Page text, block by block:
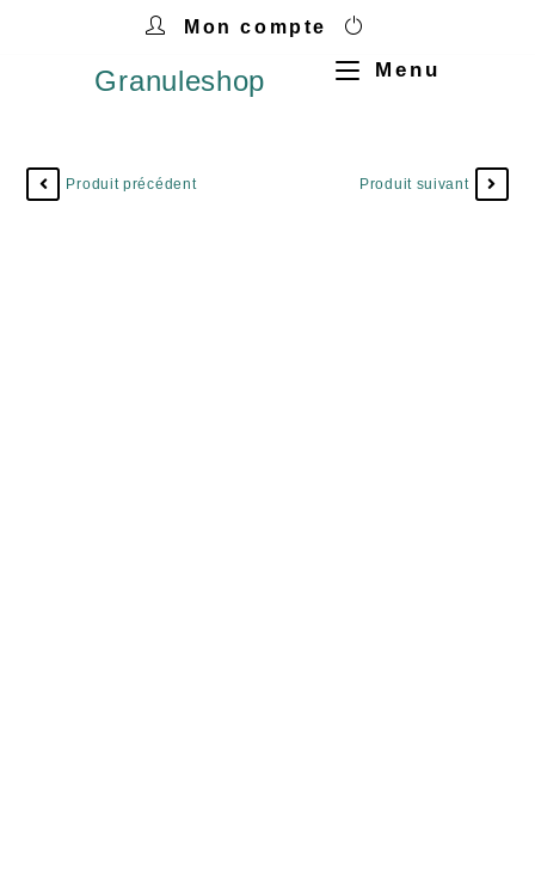
Mon compte
Granuleshop Menu
Produit précédent Produit suivant